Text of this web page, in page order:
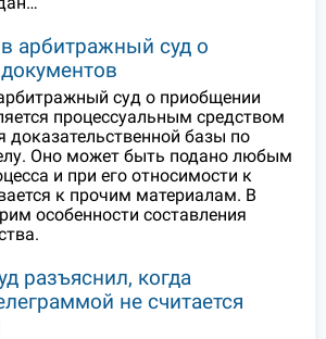
арбитражный суд о
суд о приобщении
процессуальным средством
доказательственной базы по
Оно может быть подано любым
и при его относимости к
к прочим материалам. В
особенности составления
разъяснил, когда
не считается